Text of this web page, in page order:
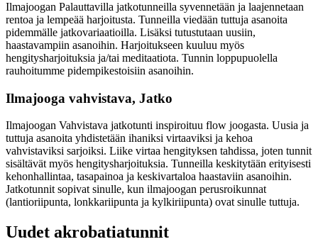
Ilmajoogan Palauttavilla jatkotunneilla syvennetään ja laajennetaan
rentoa ja lempeää harjoitusta. Tunneilla viedään tuttuja asanoita
pidemmälle jatkovariaatioilla. Lisäksi tutustutaan uusiin,
haastavampiin asanoihin. Harjoitukseen kuuluu myös
hengitysharjoituksia ja/tai meditaatiota. Tunnin loppupuolella
rauhoitumme pidempikestoisiin asanoihin.
Ilmajooga vahvistava, Jatko
Ilmajoogan Vahvistava jatkotunti inspiroituu flow joogasta. Uusia ja
tuttuja asanoita yhdistetään ihaniksi virtaaviksi ja kehoa
vahvistaviksi sarjoiksi. Liike virtaa hengityksen tahdissa, joten tunnit
sisältävät myös hengitysharjoituksia. Tunneilla keskitytään erityisesti
kehonhallintaa, tasapainoa ja keskivartaloa haastaviin asanoihin.
Jatkotunnit sopivat sinulle, kun ilmajoogan perusroikunnat
(lantioriipunta, lonkkariipunta ja kylkiriipunta) ovat sinulle tuttuja.
Uudet akrobatiatunnit